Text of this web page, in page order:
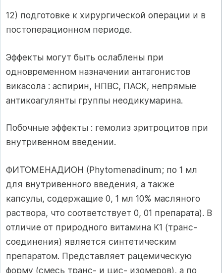
12) подготовке к хирургической операции и в
постоперационном периоде.
Эффекты могут быть ослаблены при
одновременном назначении антагонистов
викасола : аспирин, НПВС, ПАСК, непрямые
антикоагулянты группы неодикумарина.
Побочные эффекты : гемолиз эритроцитов при
внутривенном введении.
ФИТОМЕНАДИОН (Phytomenadinum; по 1 мл
для внутривенного введения, а также
капсулы, содержащие 0, 1 мл 10% масляного
раствора, что соответствует 0, 01 препарата). В
отличие от природного витамина К1 (транс-
соединения) является синтетическим
препаратом. Представляет рацемическую
форму (смесь транс- и цис- изомеров), а по